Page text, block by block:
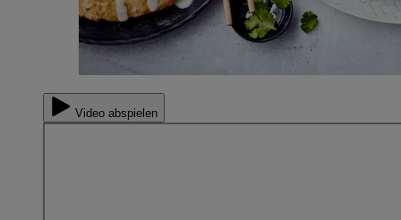
Video abspielen